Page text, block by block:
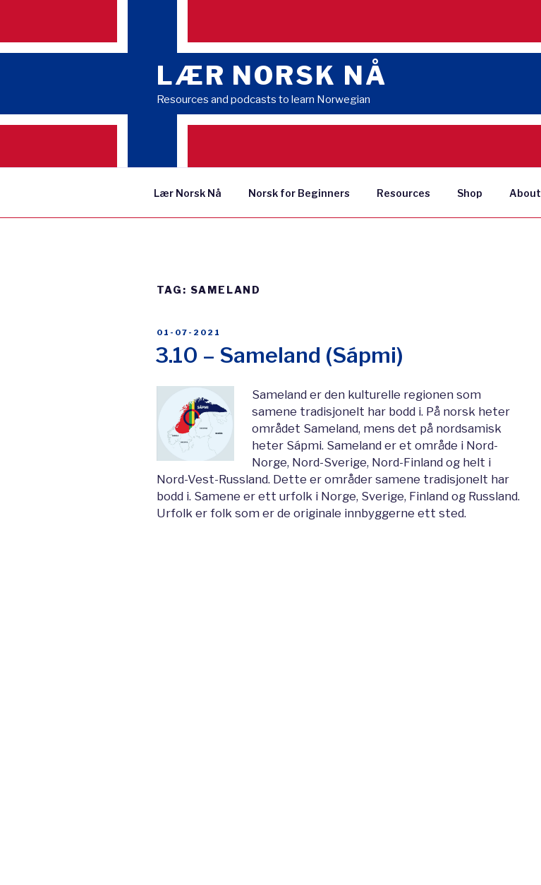
content
LÆR NORSK NÅ
Resources and podcasts to learn Norwegian
Lær Norsk Nå Norsk for Beginners Resources Shop About
TAG: SAMELAND
POSTED
01-07-2021
3.10 – Sameland (Sápmi)
Sameland er den kulturelle regionen som
samene tradisjonelt har bodd i. På norsk heter
området Sameland, mens det på nordsamisk
heter Sápmi. Sameland er et område i Nord-
Norge, Nord-Sverige, Nord-Finland og helt i
Nord-Vest-Russland. Dette er områder samene tradisjonelt har
bodd i. Samene er ett urfolk i Norge, Sverige, Finland og Russland.
Urfolk er folk som er de originale innbyggerne ett sted.